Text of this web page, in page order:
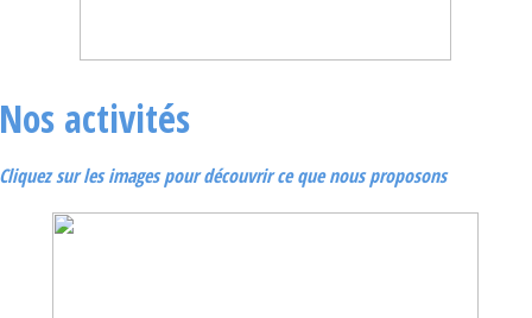
activités
sur les images pour découvrir ce que nous proposons